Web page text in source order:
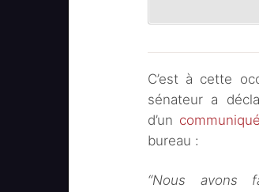
C’est à cette
sénateur a
d’un communiqué
bureau :
“Nous avons